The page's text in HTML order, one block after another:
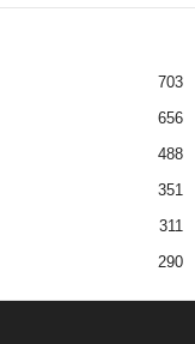
703
656
488
351
311
290